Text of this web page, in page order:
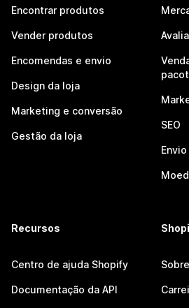
Encontrar produtos
Vender produtos
Encomendas e envio
Design da loja
Marketing e conversão
Gestão da loja
SEO
Envio
Recursos
Centro de ajuda Shopify
Documentação da API